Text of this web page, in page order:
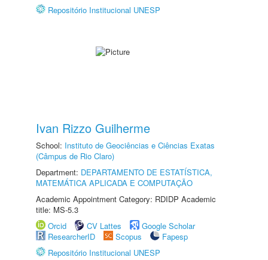
Repositório Institucional UNESP
Ivan Rizzo Guilherme
School: Instituto de Geociências e Ciências Exatas
(Câmpus de Rio Claro)
Department: DEPARTAMENTO DE ESTATÍSTICA,
MATEMÁTICA APLICADA E COMPUTAÇÃO
Academic Appointment Category: RDIDP Academic
title: MS-5.3
Orcid
CV Lattes
Google Scholar
ResearcherID
Scopus
Fapesp
Repositório Institucional UNESP